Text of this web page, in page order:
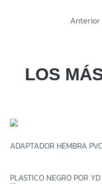
Anterior
LOS
ADAPTADOR HEMBRA
PLASTICO NEGRO POR YD